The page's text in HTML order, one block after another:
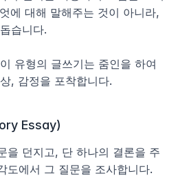
에 대해 말해주는 것이 아니라,
습니다.
유형의 글쓰기는 줌인을 하여
, 감정을 포착합니다.
Essay)
을 던지고, 단 하나의 결론을 주
도에서 그 질문을 조사합니다.